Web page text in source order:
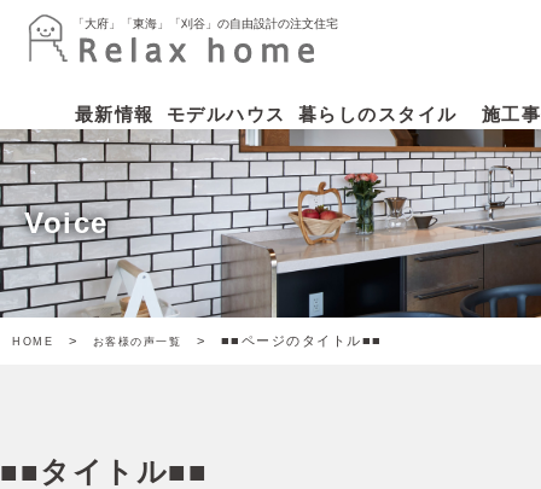
「大府」「東海」「刈谷」の自由設計の注文住宅
最新情報 モデルハウス 暮らしのスタイル 施工
「大府」「東海」「刈谷」の自由設計の注文住宅
Voice
HOME > お客様の声一覧 > ■■ページのタイトル■■
■■タイトル■■